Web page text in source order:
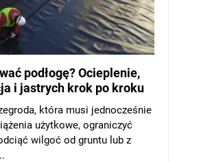
podłogę? Ocieplenie,
i jastrych krok po kroku
która musi jednocześnie
użytkowe, ograniczyć
wilgoć od gruntu lub z